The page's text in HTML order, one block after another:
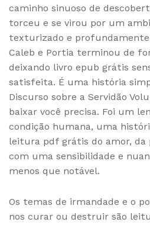
caminho sinuoso de
torceu e se virou por um
texturizado e profundamente
Caleb e Portia terminou de
deixando livro epub grátis
satisfeita. É uma história
Discurso sobre a Servidão
baixar você precisa. Foi um
condição humana, uma
leitura pdf grátis do amor, da
com uma sensibilidade e
menos que notável.
Os temas de irmandade e o
nos curar ou destruir são